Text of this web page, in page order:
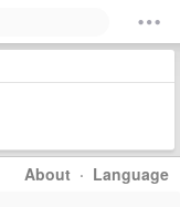
About · Language